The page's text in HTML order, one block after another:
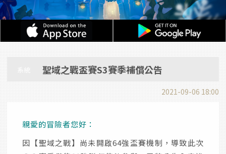
聖域之戰盃賽S3賽季補償公告
2021-09-06 18:00
親愛的冒險者您好：
因【聖域之戰】尚未開啟64強盃賽機制，導致此次